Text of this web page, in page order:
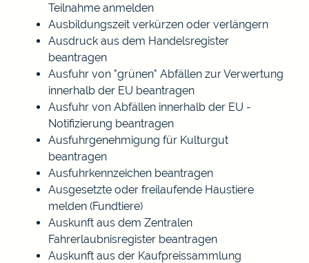
Teilnahme anmelden
Ausbildungszeit verkürzen oder verlängern
Ausdruck aus dem Handelsregister
beantragen
Ausfuhr von "grünen" Abfällen zur Verwertung
innerhalb der EU beantragen
Ausfuhr von Abfällen innerhalb der EU -
Notifizierung beantragen
Ausfuhrgenehmigung für Kulturgut
beantragen
Ausfuhrkennzeichen beantragen
Ausgesetzte oder freilaufende Haustiere
melden (Fundtiere)
Auskunft aus dem Zentralen
Fahrerlaubnisregister beantragen
Auskunft aus der Kaufpreissammlung